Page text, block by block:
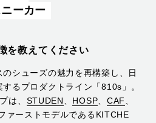
ーカー
を教えてください
シューズの魅力を再構築し、日
るプロダクトライン「810s」。
は、 STUDEN、 HOSP、 CAF、
ァーストモデルであるKITCHE